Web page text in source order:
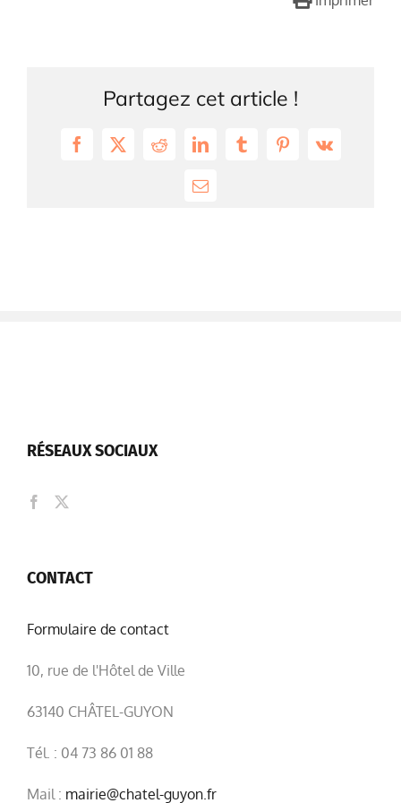
Partagez cet article !
Facebook
X RedditLinkedInTumblrPinterest
Vk
Email
RÉSEAUX SOCIAUX
CONTACT
Formulaire de contact
10, rue de l'Hôtel de Ville
63140 CHÂTEL-GUYON
Tél. : 04 73 86 01 88
Mail : mairie@chatel-guyon.fr